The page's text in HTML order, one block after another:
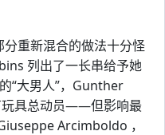
重新混合的做法十分怪
列出了一长串给予她
“大男人”，Gunther
玩具总动员——但影响最
Arcimboldo ，